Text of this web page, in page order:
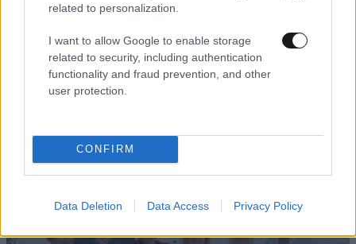
related to personalization.
I want to allow Google to enable storage
related to security, including authentication
functionality and fraud prevention, and other
user protection.
CONFIRM
Data Deletion Data Access Privacy Policy
LIFESTYLE 10·08·2026 20:15
Τατιάνα Στεφανίδου: Η νέα εξόρμηση στους